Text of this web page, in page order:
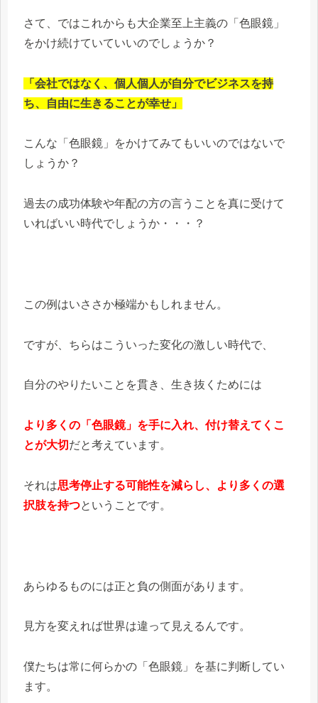
さて、ではこれからも大企業至上主義の「色眼鏡」
をかけ続けていていいのでしょうか？
「会社ではなく、個人個人が自分でビジネスを持
ち、自由に生きることが幸せ」
こんな「色眼鏡」をかけてみてもいいのではないで
しょうか？
過去の成功体験や年配の方の言うことを真に受けて
いればいい時代でしょうか・・・？
この例はいささか極端かもしれません。
ですが、ちらはこういった変化の激しい時代で、
自分のやりたいことを貫き、生き抜くためには
より多くの「色眼鏡」を手に入れ、付け替えてくこ
とが大切だと考えています。
それは思考停止する可能性を減らし、より多くの選
択肢を持つということです。
あらゆるものには正と負の側面があります。
見方を変えれば世界は違って見えるんです。
僕たちは常に何らかの「色眼鏡」を基に判断してい
ます。